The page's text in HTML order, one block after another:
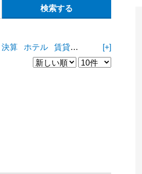
決算 ホテル 賃貸住宅 物流施設
[+]